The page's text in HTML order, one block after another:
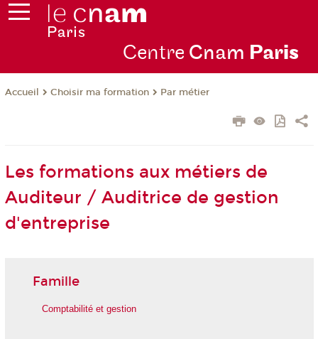
Centre Cnam Paris
Accueil Choisir ma formation Par métier
Les formations aux métiers de
Auditeur / Auditrice de gestion
d'entreprise
Famille
Comptabilité et gestion